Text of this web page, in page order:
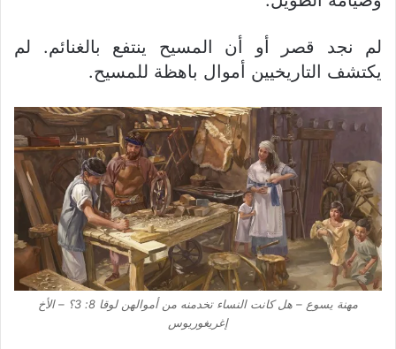
لم نجد قصر أو أن المسيح ينتفع بالغنائم. لم
يكتشف التاريخيين أموال باهظة للمسيح.
مهنة يسوع – هل كانت النساء تخدمنه من أموالهن لوقا 8: 3؟ – الأخ
إغريغوريوس